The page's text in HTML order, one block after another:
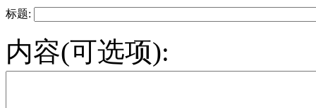
标题:
内容(可选项):